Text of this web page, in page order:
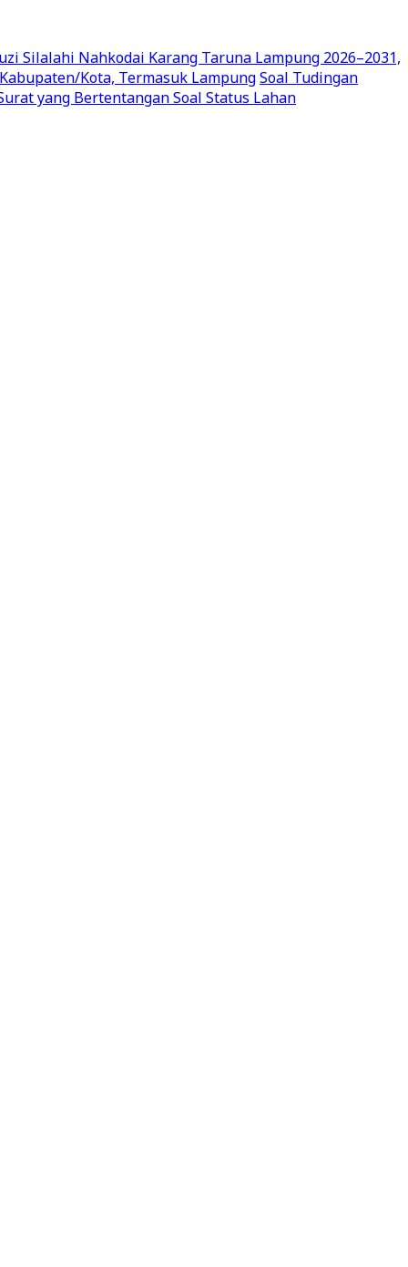
Silalahi Nahkodai Karang Taruna Lampung 2026–2031,
Kota, Termasuk LampungSoal Tudingan
yang Bertentangan Soal Status Lahan